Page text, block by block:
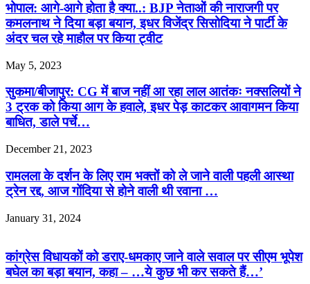
भोपाल: आगे-आगे होता है क्या..: BJP नेताओं की नाराजगी पर
कमलनाथ ने दिया बड़ा बयान, इधर विजेंद्र सिसोदिया ने पार्टी के
अंदर चल रहे माहौल पर किया ट्वीट
May 5, 2023
सुकमा/बीजापुर: CG में बाज नहीं आ रहा लाल आतंकः नक्सलियों ने
3 ट्रक को किया आग के हवाले, इधर पेड़ काटकर आवागमन किया
बाधित, डाले पर्चे…
December 21, 2023
रामलला के दर्शन के लिए राम भक्तों को ले जाने वाली पहली आस्था
ट्रेन रद्द, आज गोंदिया से होने वाली थी रवाना …
January 31, 2024
कांग्रेस विधायकों को डराए-धमकाए जाने वाले सवाल पर सीएम भूपेश
बघेल का बड़ा बयान, कहा – …ये कुछ भी कर सकते हैं…’